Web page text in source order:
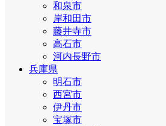
和泉市
岸和田市
藤井寺市
高石市
河内長野市
兵庫県
明石市
西宮市
伊丹市
宝塚市